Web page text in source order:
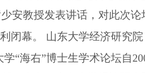
安教授发表讲话，对此次
闭幕。 山东大学经济研究
“海右”博士生学术论坛自